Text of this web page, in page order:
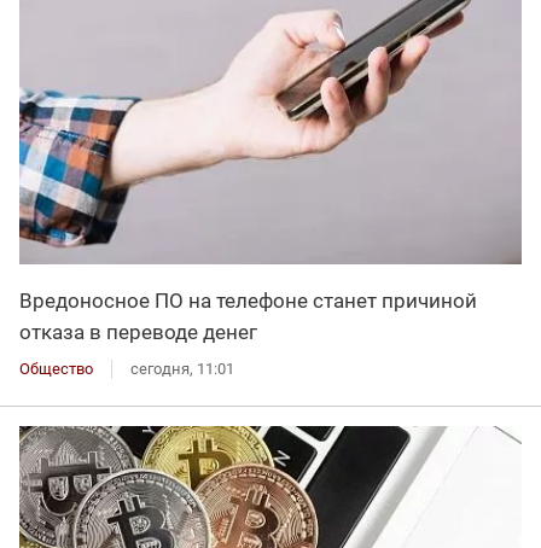
Вредоносное ПО на телефоне станет причиной
отказа в переводе денег
Общество сегодня, 11:01